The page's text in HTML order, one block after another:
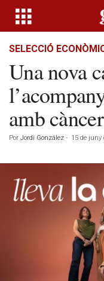
SELECCIÓ
Una nova
amb
Por Jordi González - 15 de juny